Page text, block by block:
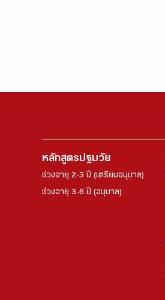
หลักสูตรปฐมวัย
ช่วงอายุ 2-3 ปี (เตรียมอนุบาล)
ช่วงอายุ 3-6 ปี (อนุบาล)